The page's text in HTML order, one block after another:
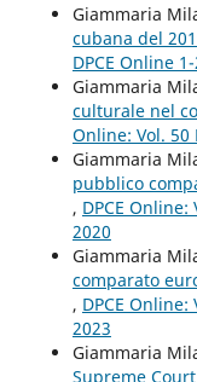
Giammaria
cubana del
DPCE Online
Giammaria
culturale nel
Online: Vol. 50
Giammaria
pubblico
, DPCE Online:
2020
Giammaria
comparato
, DPCE Online:
2023
Giammaria
Supreme